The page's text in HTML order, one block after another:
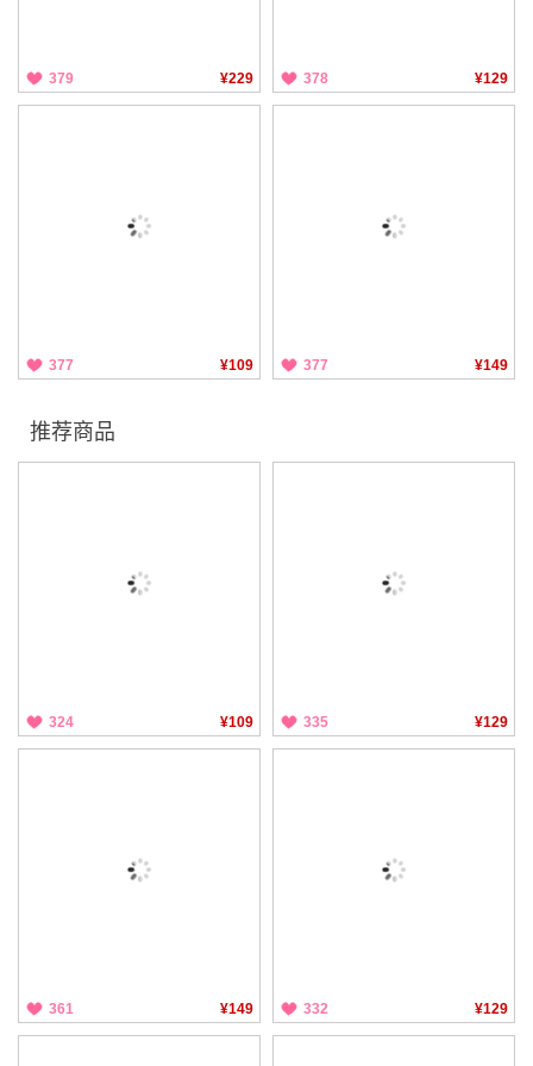
379 ¥229 378 ¥129
377 ¥109 377 ¥149
推荐商品
324 ¥109 335 ¥129
361 ¥149 332 ¥129